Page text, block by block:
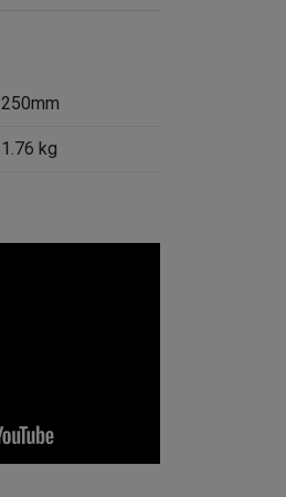
250mm
1.76 kg